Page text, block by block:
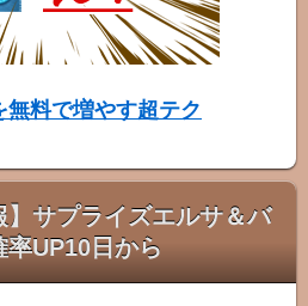
無料で増やす超テク
】サプライズエルサ＆バ
UP10日から